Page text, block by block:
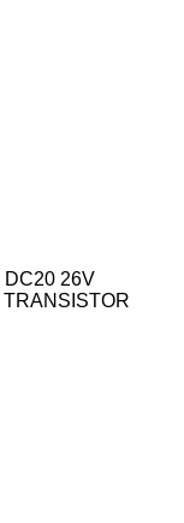
DC20 26V